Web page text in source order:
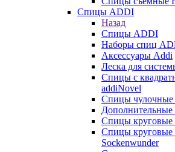
Спицы ADDI
Назад
Спицы ADDI
Наборы спиц
Аксессуары Addi
Леска для
Спицы с
addiNovel
Спицы чулочные
Спицы круговые
Спицы круговые
Sockenwunder